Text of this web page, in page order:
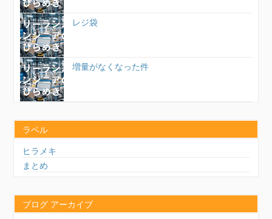
レジ袋
増量がなくなった件
ラベル
ヒラメキ
まとめ
ブログ アーカイブ